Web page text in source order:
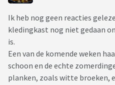
Ik heb nog geen reacties
kledingkast nog niet gedaan
is.
Een van de komende weken
schoon en de echte
planken, zoals witte broeken,